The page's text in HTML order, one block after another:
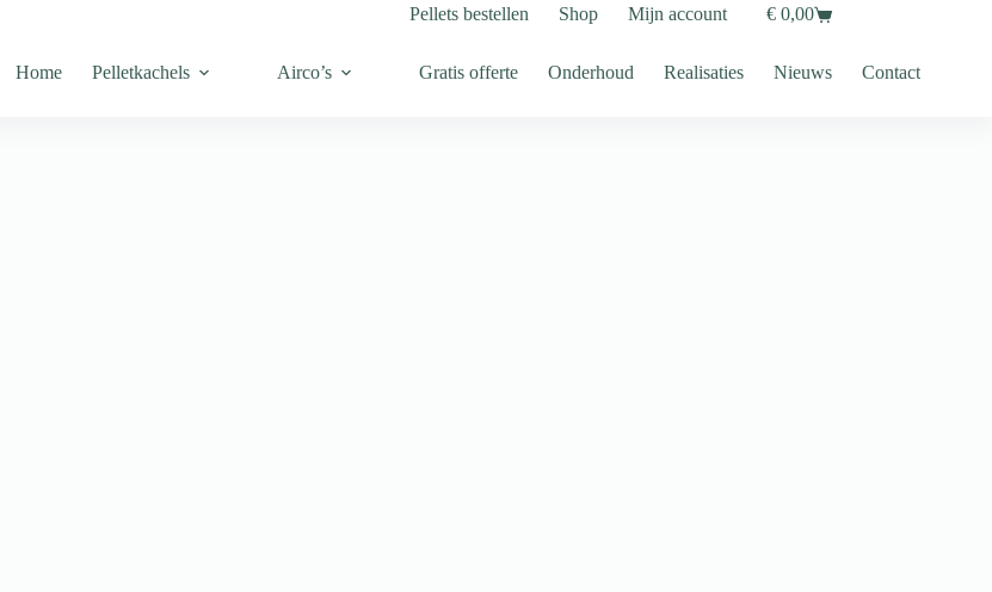
Pellets bestellen Shop Mijn account
Shopping
€0,00
Home Pelletkachels Airco’s Gratis offerte Onderhoud Realisaties Nieuws Contact